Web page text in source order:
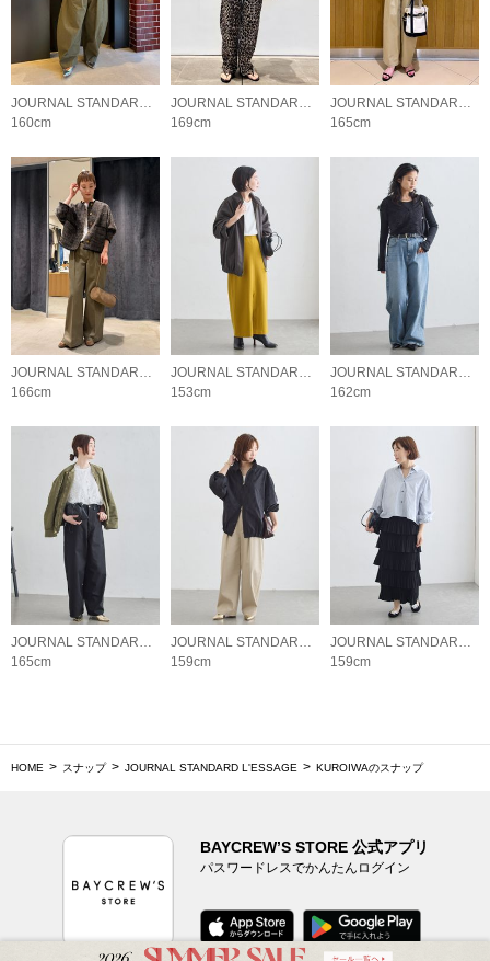
JOURNAL STANDARD L'ESSAGE
160cm
JOURNAL STANDARD L'ESSAGE
169cm
JOURNAL STANDARD L'ESSAGE
165cm
JOURNAL STANDARD L'ESSAGE
166cm
JOURNAL STANDARD L'ESSAGE
153cm
JOURNAL STANDARD L'ESSAGE
162cm
JOURNAL STANDARD L'ESSAGE
165cm
JOURNAL STANDARD L'ESSAGE
159cm
JOURNAL STANDARD L'ESSAGE
159cm
HOME スナップ JOURNAL STANDARD L'ESSAGE KUROIWAのスナップ
BAYCREW’S STORE 公式アプリ
パスワードレスでかんたんログイン